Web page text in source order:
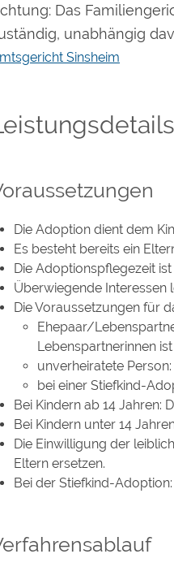
Das
unabhängig
Sinsheim
Die Adoption dient dem
Es besteht bereits ein
Die Adoptionspflegezeit
Überwiegende Interessen
Die Voraussetzungen für
Ehepaar/
Lebenspartnerinnen
unverheiratete
bei einer Stiefkind-
Bei Kindern ab 14 Jahren:
Bei Kindern unter 14
Die Einwilligung der
Eltern ersetzen.
Bei der Stiefkind-